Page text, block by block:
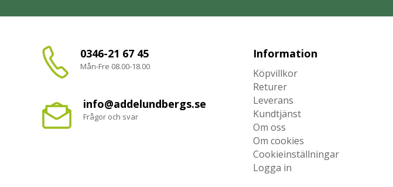
0346-21 67 45
Mån-Fre 08.00-18.00
info@addelundbergs.se
Frågor och svar
Information
Köpvillkor
Returer
Leverans
Kundtjänst
Om oss
Om cookies
Cookieinställningar
Logga in